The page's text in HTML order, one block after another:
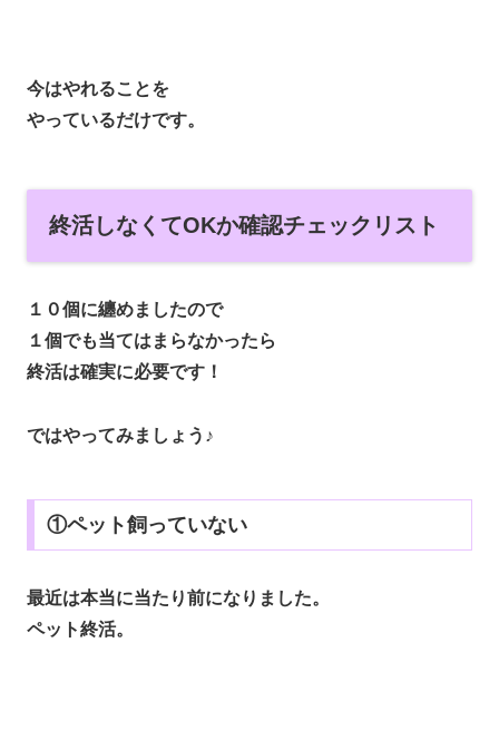
今はやれることを
やっているだけです。
終活しなくてOKか確認チェックリスト
１０個に纏めましたので
１個でも当てはまらなかったら
終活は確実に必要です！
ではやってみましょう♪
①ペット飼っていない
最近は本当に当たり前になりました。
ペット終活。